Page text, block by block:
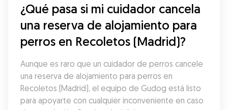
¿Qué pasa si mi cuidador cancela
una reserva de alojamiento para
perros en Recoletos (Madrid)?
Aunque es raro que un cuidador de perros cancele
una reserva de alojamiento para perros en
Recoletos (Madrid), el equipo de Gudog está listo
para apoyarte con cualquier inconveniente en caso